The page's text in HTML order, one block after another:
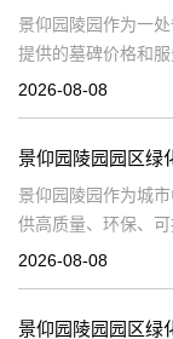
景仰园陵园作为一
提供的墓碑价格和
深入探讨景仰园陵园
尽
2026-08-08
景仰园陵园作为城
供高质量、环保、
详细解析景仰园陵园
2026-08-08